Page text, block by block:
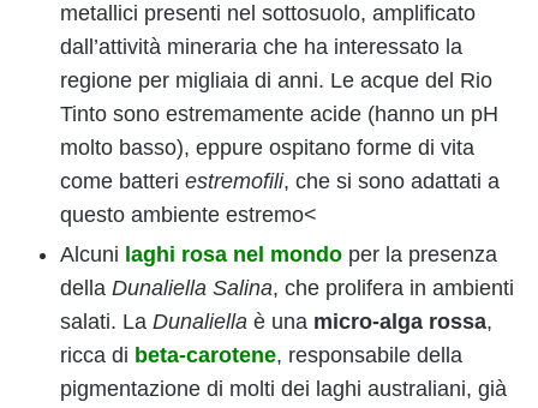
metallici presenti nel sottosuolo, amplificato
dall’attività mineraria che ha interessato la
regione per migliaia di anni. Le acque del Rio
Tinto sono estremamente acide (hanno un pH
molto basso), eppure ospitano forme di vita
come batteri estremofili, che si sono adattati a
questo ambiente estremo<
Alcuni laghi rosa nel mondo per la presenza
della Dunaliella Salina, che prolifera in ambienti
salati. La Dunaliella è una micro-alga rossa,
ricca di beta-carotene, responsabile della
pigmentazione di molti dei laghi australiani, già